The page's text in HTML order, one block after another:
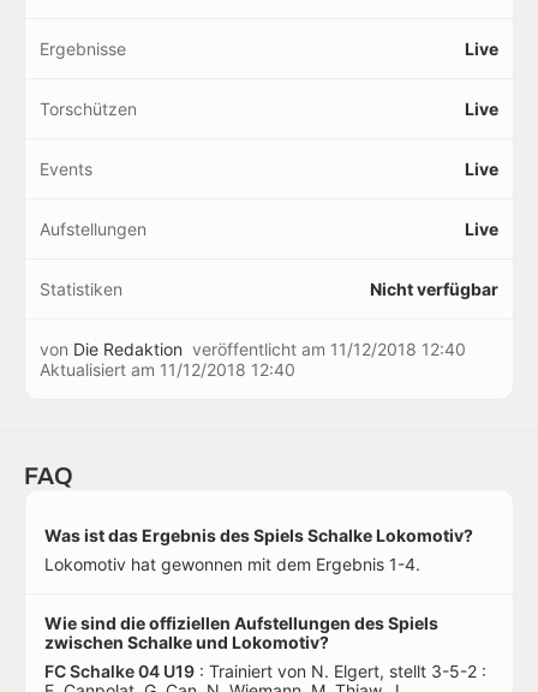
Ergebnisse Live
Torschützen Live
Events Live
Aufstellungen Live
Statistiken Nicht verfügbar
von Die Redaktion veröffentlicht am 11/12/2018 12:40
Aktualisiert am 11/12/2018 12:40
FAQ
Was ist das Ergebnis des Spiels Schalke Lokomotiv?
Lokomotiv hat gewonnen mit dem Ergebnis 1-4.
Wie sind die offiziellen Aufstellungen des Spiels
zwischen Schalke und Lokomotiv?
FC Schalke 04 U19 : Trainiert von N. Elgert, stellt 3-5-2 :